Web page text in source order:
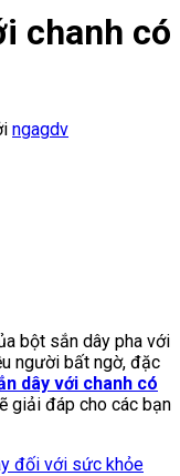
chanh có
ngagdv
bột sắn dây pha với
người bất ngờ, đặc
dây với chanh có
giải đáp cho các bạn
đối với sức khỏe